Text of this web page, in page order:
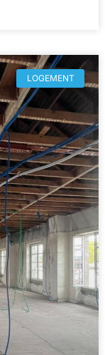
LOGEMENT